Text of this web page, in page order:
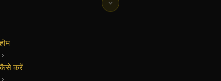
होम
कैसे करें